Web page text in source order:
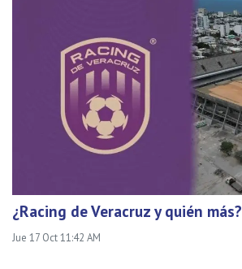
¿Racing de Veracruz y quién más?
Jue 17 Oct 11:42 AM